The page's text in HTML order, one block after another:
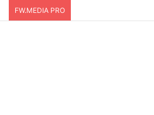
FW.MEDIA PRO